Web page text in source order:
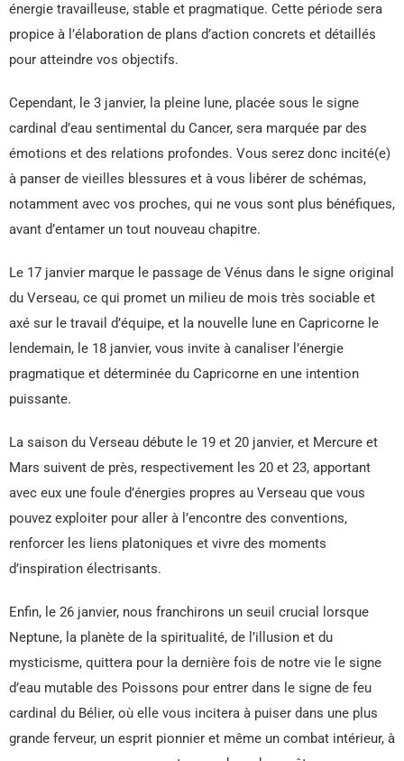
énergie travailleuse, stable et pragmatique. Cette période sera
propice à l’élaboration de plans d’action concrets et détaillés
pour atteindre vos objectifs.
Cependant, le 3 janvier, la pleine lune, placée sous le signe
cardinal d’eau sentimental du Cancer, sera marquée par des
émotions et des relations profondes. Vous serez donc incité(e)
à panser de vieilles blessures et à vous libérer de schémas,
notamment avec vos proches, qui ne vous sont plus bénéfiques,
avant d’entamer un tout nouveau chapitre.
Le 17 janvier marque le passage de Vénus dans le signe original
du Verseau, ce qui promet un milieu de mois très sociable et
axé sur le travail d’équipe, et la nouvelle lune en Capricorne le
lendemain, le 18 janvier, vous invite à canaliser l’énergie
pragmatique et déterminée du Capricorne en une intention
puissante.
La saison du Verseau débute le 19 et 20 janvier, et Mercure et
Mars suivent de près, respectivement les 20 et 23, apportant
avec eux une foule d’énergies propres au Verseau que vous
pouvez exploiter pour aller à l’encontre des conventions,
renforcer les liens platoniques et vivre des moments
d’inspiration électrisants.
Enfin, le 26 janvier, nous franchirons un seuil crucial lorsque
Neptune, la planète de la spiritualité, de l’illusion et du
mysticisme, quittera pour la dernière fois de notre vie le signe
d’eau mutable des Poissons pour entrer dans le signe de feu
cardinal du Bélier, où elle vous incitera à puiser dans une plus
grande ferveur, un esprit pionnier et même un combat intérieur, à